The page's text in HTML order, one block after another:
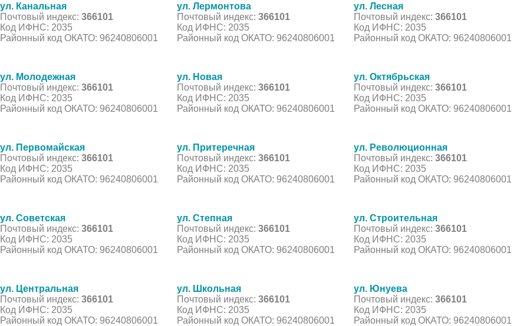
ул. Канальная
Почтовый индекс: 366101
Код ИФНС: 2035
Районный код ОКАТО: 96240806001
ул. Лермонтова
Почтовый индекс: 366101
Код ИФНС: 2035
Районный код ОКАТО: 96240806001
ул. Лесная
Почтовый индекс: 366101
Код ИФНС: 2035
Районный код ОКАТО: 96240806001
ул. Молодежная
Почтовый индекс: 366101
Код ИФНС: 2035
Районный код ОКАТО: 96240806001
ул. Новая
Почтовый индекс: 366101
Код ИФНС: 2035
Районный код ОКАТО: 96240806001
ул. Октябрьская
Почтовый индекс: 366101
Код ИФНС: 2035
Районный код ОКАТО: 96240806001
ул. Первомайская
Почтовый индекс: 366101
Код ИФНС: 2035
Районный код ОКАТО: 96240806001
ул. Притеречная
Почтовый индекс: 366101
Код ИФНС: 2035
Районный код ОКАТО: 96240806001
ул. Революционная
Почтовый индекс: 366101
Код ИФНС: 2035
Районный код ОКАТО: 96240806001
ул. Советская
Почтовый индекс: 366101
Код ИФНС: 2035
Районный код ОКАТО: 96240806001
ул. Степная
Почтовый индекс: 366101
Код ИФНС: 2035
Районный код ОКАТО: 96240806001
ул. Строительная
Почтовый индекс: 366101
Код ИФНС: 2035
Районный код ОКАТО: 96240806001
ул. Центральная
Почтовый индекс: 366101
Код ИФНС: 2035
Районный код ОКАТО: 96240806001
ул. Школьная
Почтовый индекс: 366101
Код ИФНС: 2035
Районный код ОКАТО: 96240806001
ул. Юнуева
Почтовый индекс: 366101
Код ИФНС: 2035
Районный код ОКАТО: 96240806001